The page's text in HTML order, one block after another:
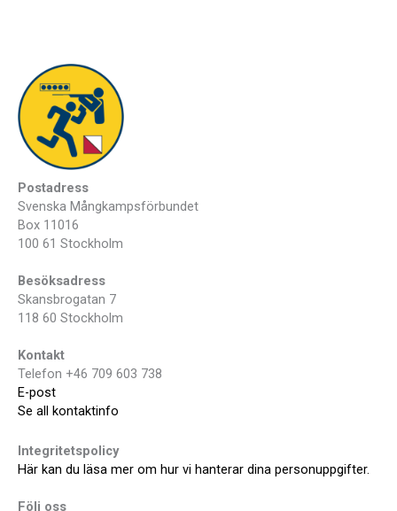
Postadress
Svenska Mångkampsförbundet
Box 11016
100 61 Stockholm
Besöksadress
Skansbrogatan 7
118 60 Stockholm
Kontakt
Telefon +46 709 603 738
E-post
Se all kontaktinfo
Integritetspolicy
Här kan du läsa mer om hur vi hanterar dina personuppgifter.
Följ oss